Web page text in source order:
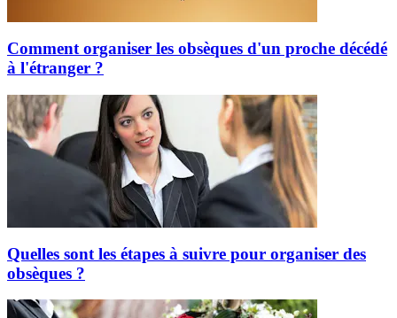
Comment organiser les obsèques d'un proche décédé
à l'étranger ?
Quelles sont les étapes à suivre pour organiser des
obsèques ?